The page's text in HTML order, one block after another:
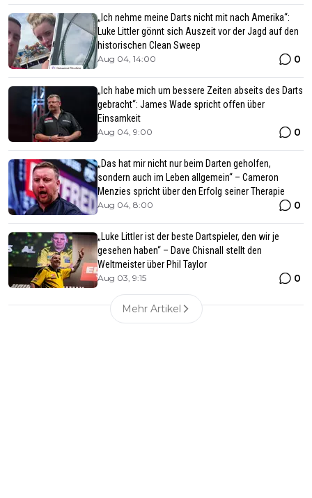
„Ich nehme meine Darts nicht mit nach Amerika“:
Luke Littler gönnt sich Auszeit vor der Jagd auf den
historischen Clean Sweep
Aug 04, 14:00 0
„Ich habe mich um bessere Zeiten abseits des Darts
gebracht“: James Wade spricht offen über
Einsamkeit
Aug 04, 9:00 0
„Das hat mir nicht nur beim Darten geholfen,
sondern auch im Leben allgemein“ – Cameron
Menzies spricht über den Erfolg seiner Therapie
Aug 04, 8:00 0
„Luke Littler ist der beste Dartspieler, den wir je
gesehen haben“ – Dave Chisnall stellt den
Weltmeister über Phil Taylor
Aug 03, 9:15 0
Mehr Artikel